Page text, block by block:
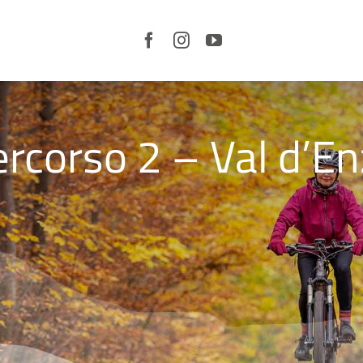
LECORTIE ILTERRITORIO
ORGANIZZALA TUAVISITA
SERVIZI
CURIOSITÀ NEWS
VIDEO
EVENTI
2 – Val